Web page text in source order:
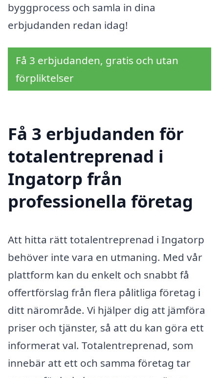
byggprocess och samla in dina
erbjudanden redan idag!
Få 3 erbjudanden, gratis och utan
förpliktelser
Få 3 erbjudanden för
totalentreprenad i
Ingatorp från
professionella företag
Att hitta rätt totalentreprenad i Ingatorp
behöver inte vara en utmaning. Med vår
plattform kan du enkelt och snabbt få
offertförslag från flera pålitliga företag i
ditt närområde. Vi hjälper dig att jämföra
priser och tjänster, så att du kan göra ett
informerat val. Totalentreprenad, som
innebär att ett och samma företag tar